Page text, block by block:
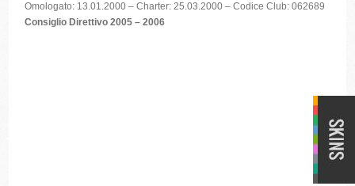
Omologato: 13.01.2000 – Charter: 25.03.2000 – Codice Club: 062689
Consiglio Direttivo 2005 – 2006